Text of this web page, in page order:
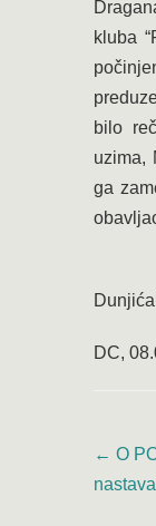
kluba
bilo
uzima,
ga
DC,
← O